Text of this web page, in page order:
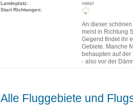
Landeplatz:
mittel
Start Richtungen:
An dieser
meist in Richtung
Gegend findet ihr
Gebiete. Manche
behaupten auf
- also vor der
Alle Fluggebiete und